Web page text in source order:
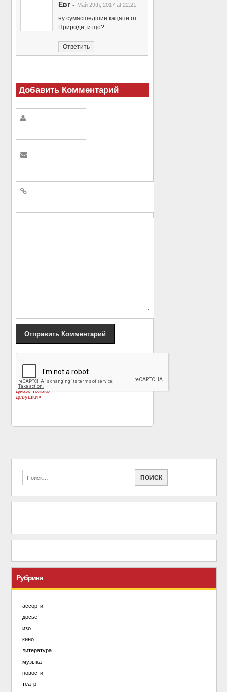
Евг - Май 29th, 2017 at 22:21
ну сумасшедшие кацапи от
Природи, и що?
Ответить
Добавить Комментарий
20 архивных
цветных снимков со
съемок фильма «В
джазе только
девушки»
Габен: несовпадение
Рубрики
ассорти
досье
изо
кино
литература
музыка
новости
театр